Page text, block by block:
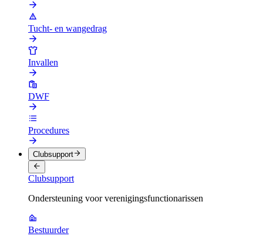
Tucht- en wangedrag
Invallen
DWF
Procedures
Clubsupport
Clubsupport
Ondersteuning voor verenigingsfunctionarissen
Bestuurder